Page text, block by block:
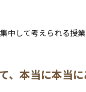
中して考えられる授
、本当に本当